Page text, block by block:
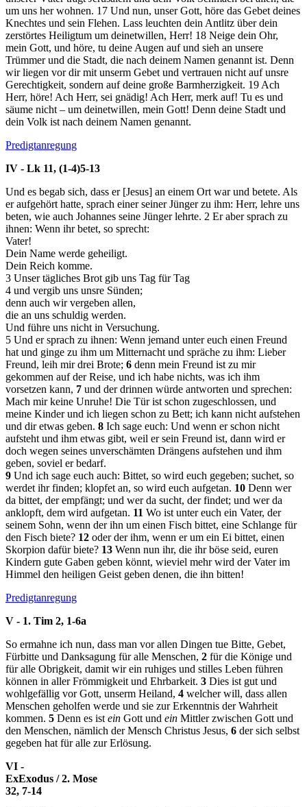
um uns her wohnen. 17 Und nun, unser Gott, höre das Gebet deines
Knechtes und sein Flehen. Lass leuchten dein Antlitz über dein
zerstörtes Heiligtum um deinetwillen, Herr! 18 Neige dein Ohr,
mein Gott, und höre, tu deine Augen auf und sieh an unsere
Trümmer und die Stadt, die nach deinem Namen genannt ist. Denn
wir liegen vor dir mit unserm Gebet und vertrauen nicht auf unsre
Gerechtigkeit, sondern auf deine große Barmherzigkeit. 19 Ach
Herr, höre! Ach Herr, sei gnädig! Ach Herr, merk auf! Tu es und
säume nicht – um deinetwillen, mein Gott! Denn deine Stadt und
dein Volk ist nach deinem Namen genannt.
Predigtanregung
IV - Lk 11, (1-4)5-13
Und es begab sich, dass er [Jesus] an einem Ort war und betete. Als
er aufgehört hatte, sprach einer seiner Jünger zu ihm: Herr, lehre uns
beten, wie auch Johannes seine Jünger lehrte. 2 Er aber sprach zu
ihnen: Wenn ihr betet, so sprecht:
Vater!
Dein Name werde geheiligt.
Dein Reich komme.
3 Unser tägliches Brot gib uns Tag für Tag
4 und vergib uns unsre Sünden;
denn auch wir vergeben allen,
die an uns schuldig werden.
Und führe uns nicht in Versuchung.
5 Und er sprach zu ihnen: Wenn jemand unter euch einen Freund
hat und ginge zu ihm um Mitternacht und spräche zu ihm: Lieber
Freund, leih mir drei Brote; 6 denn mein Freund ist zu mir
gekommen auf der Reise, und ich habe nichts, was ich ihm
vorsetzen kann, 7 und der drinnen würde antworten und sprechen:
Mach mir keine Unruhe! Die Tür ist schon zugeschlossen, und
meine Kinder und ich liegen schon zu Bett; ich kann nicht aufstehen
und dir etwas geben. 8 Ich sage euch: Und wenn er schon nicht
aufsteht und ihm etwas gibt, weil er sein Freund ist, dann wird er
doch wegen seines unverschämten Drängens aufstehen und ihm
geben, soviel er bedarf.
9 Und ich sage euch auch: Bittet, so wird euch gegeben; suchet, so
werdet ihr finden; klopfet an, so wird euch aufgetan. 10 Denn wer
da bittet, der empfängt; und wer da sucht, der findet; und wer da
anklopft, dem wird aufgetan. 11 Wo ist unter euch ein Vater, der
seinem Sohn, wenn der ihn um einen Fisch bittet, eine Schlange für
den Fisch biete? 12 oder der ihm, wenn er um ein Ei bittet, einen
Skorpion dafür biete? 13 Wenn nun ihr, die ihr böse seid, euren
Kindern gute Gaben geben könnt, wieviel mehr wird der Vater im
Himmel den heiligen Geist geben denen, die ihn bitten!
Predigtanregung
V - 1. Tim 2, 1-6a
So ermahne ich nun, dass man vor allen Dingen tue Bitte, Gebet,
Fürbitte und Danksagung für alle Menschen, 2 für die Könige und
für alle Obrigkeit, damit wir ein ruhiges und stilles Leben führen
können in aller Frömmigkeit und Ehrbarkeit. 3 Dies ist gut und
wohlgefällig vor Gott, unserm Heiland, 4 welcher will, dass allen
Menschen geholfen werde und sie zur Erkenntnis der Wahrheit
kommen. 5 Denn es ist ein Gott und ein Mittler zwischen Gott und
den Menschen, nämlich der Mensch Christus Jesus, 6 der sich selbst
gegeben hat für alle zur Erlösung.
VI -
ExExodus / 2. Mose
32, 7-14